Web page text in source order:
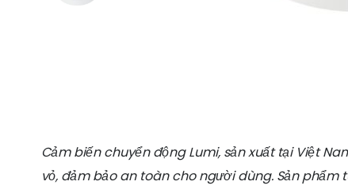
Cảm biến chuyển động Lumi, sản xuất tại Việt
vỏ, đảm bảo an toàn cho người dùng. Sản phẩm